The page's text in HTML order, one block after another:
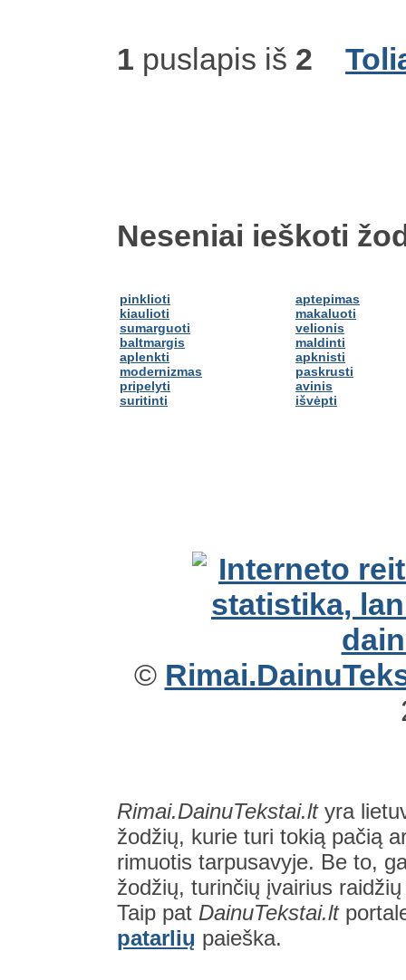
1 puslapis iš 2
Neseniai ieškoti
pinklioti
kiaulioti
sumarguoti
baltmargis
aplenkti
modernizmas
pripelyti
suritinti
aptepimas
makaluoti
velionis
maldinti
apknisti
paskrusti
avinis
išvėpti
©
Rimai.DainuTekstai.ltyra
žodžių, kurie turi tokią pačią
rimuotis tarpusavyje. Be to,
žodžių, turinčių įvairius
Taip pat DainuTekstai.lt
patarlių paieška.